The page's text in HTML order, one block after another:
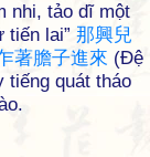
nhi, tảo dĩ một
lai” 那興兒
著膽子進來 (Đệ
tiếng quát tháo